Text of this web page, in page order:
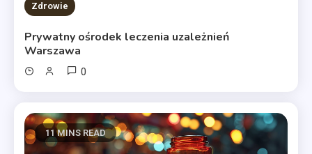
Zdrowie
Prywatny ośrodek leczenia uzależnień
Warszawa
0
11 MINS READ